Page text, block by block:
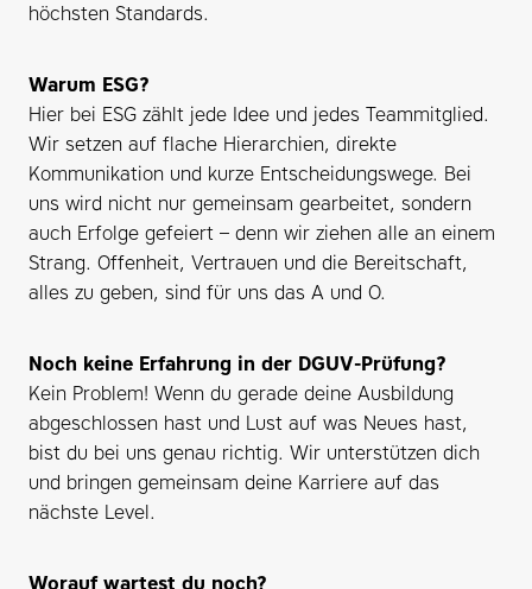
höchsten Standards.
Warum ESG?
Hier bei ESG zählt jede Idee und jedes Teammitglied.
Wir setzen auf flache Hierarchien, direkte
Kommunikation und kurze Entscheidungswege. Bei
uns wird nicht nur gemeinsam gearbeitet, sondern
auch Erfolge gefeiert – denn wir ziehen alle an einem
Strang. Offenheit, Vertrauen und die Bereitschaft,
alles zu geben, sind für uns das A und O.
Noch keine Erfahrung in der DGUV-Prüfung?
Kein Problem! Wenn du gerade deine Ausbildung
abgeschlossen hast und Lust auf was Neues hast,
bist du bei uns genau richtig. Wir unterstützen dich
und bringen gemeinsam deine Karriere auf das
nächste Level.
Worauf wartest du noch?